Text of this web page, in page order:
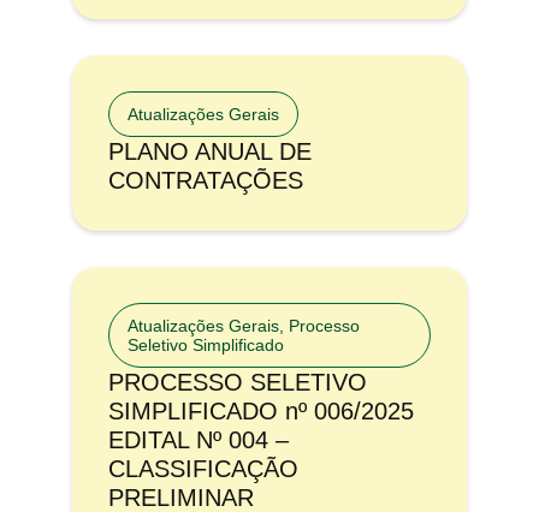
Atualizações Gerais
PLANO ANUAL DE
CONTRATAÇÕES
Atualizações Gerais Processo
Seletivo Simplificado
PROCESSO SELETIVO
SIMPLIFICADO nº 006/2025
EDITAL Nº 004 –
CLASSIFICAÇÃO
PRELIMINAR